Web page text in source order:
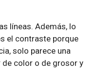
líneas. Además, lo
el contraste porque
solo parece una
de color o de grosor y